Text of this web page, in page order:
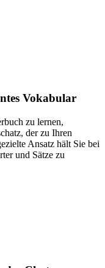
Vokabular
zu lernen,
der zu Ihren
Ansatz hält Sie bei
und Sätze zu